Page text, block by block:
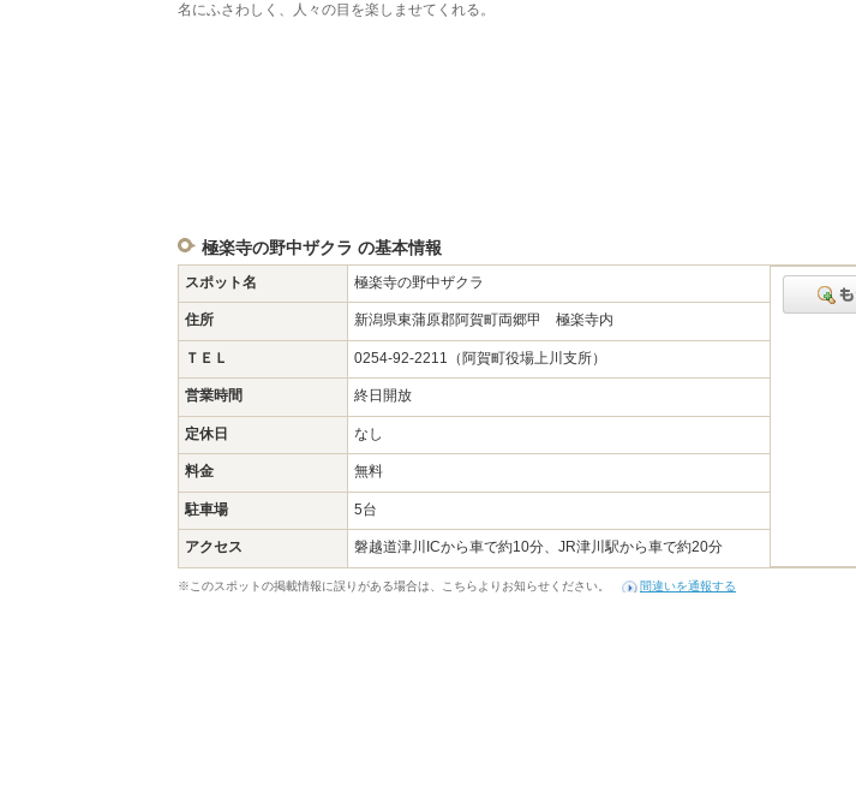
名にふさわしく、人々の目を楽しませてくれる。
極楽寺の野中ザクラ の基本情報
スポット名 極楽寺の野中ザクラ
住所 新潟県東蒲原郡阿賀町両郷甲 極楽寺内
ＴＥＬ 0254-92-2211（阿賀町役場上川支所）
営業時間 終日開放
定休日 なし
料金 無料
駐車場 5台
アクセス 磐越道津川ICから車で約10分、JR津川駅から車で約20分
※このスポットの掲載情報に誤りがある場合は、こちらよりお知らせください。 間違いを通報する